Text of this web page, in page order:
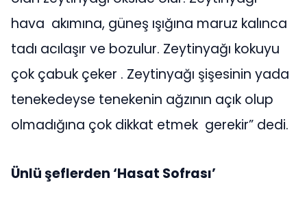
hava akımına, güneş ışığına maruz kalınca
tadı acılaşır ve bozulur. Zeytinyağı kokuyu
çok çabuk çeker . Zeytinyağı şişesinin yada
tenekedeyse tenekenin ağzının açık olup
olmadığına çok dikkat etmek gerekir” dedi.
Ünlü şeflerden ‘Hasat Sofrası’